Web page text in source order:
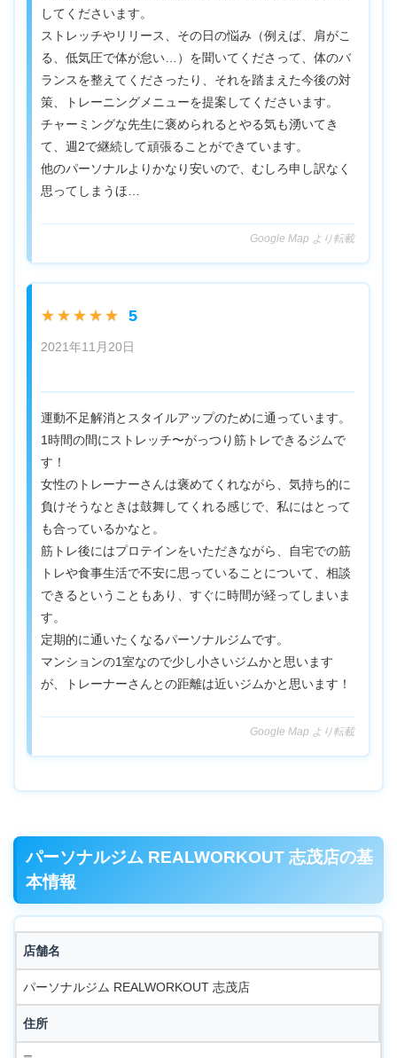
してくださいます。
ストレッチやリリース、その日の悩み（例えば、肩がこ
る、低気圧で体が怠い…）を聞いてくださって、体のバ
ランスを整えてくださったり、それを踏まえた今後の対
策、トレーニングメニューを提案してくださいます。
チャーミングな先生に褒められるとやる気も湧いてき
て、週2で継続して頑張ることができています。
他のパーソナルよりかなり安いので、むしろ申し訳なく
思ってしまうほ…
Google Map より転載
★★★★★ 5
2021年11月20日
運動不足解消とスタイルアップのために通っています。
1時間の間にストレッチ〜がっつり筋トレできるジムで
す！
女性のトレーナーさんは褒めてくれながら、気持ち的に
負けそうなときは鼓舞してくれる感じで、私にはとって
も合っているかなと。
筋トレ後にはプロテインをいただきながら、自宅での筋
トレや食事生活で不安に思っていることについて、相談
できるということもあり、すぐに時間が経ってしまいま
す。
定期的に通いたくなるパーソナルジムです。
マンションの1室なので少し小さいジムかと思います
が、トレーナーさんとの距離は近いジムかと思います！
Google Map より転載
パーソナルジム REALWORKOUT 志茂店の基
本情報
店舗名
パーソナルジム REALWORKOUT 志茂店
住所